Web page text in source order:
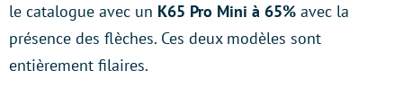
le catalogue avec un K65 Pro Mini à 65% avec la
présence des flèches. Ces deux modèles sont
entièrement filaires.